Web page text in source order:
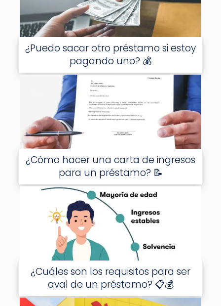
¿Puedo sacar otro préstamo si estoy
pagando uno? 💰
¿Cómo hacer una carta de ingresos
para un préstamo? 📝
¿Cuáles son los requisitos para ser
aval de un préstamo? 📋💰